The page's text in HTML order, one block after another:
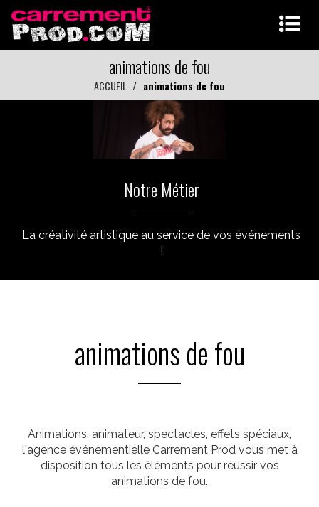
animations de fou
ACCUEIL animations de fou
Notre Métier
La créativité artistique au service de vos événements
!
animations de fou
Animations, animateur, spectacles, effets spéciaux,
l'agence événementielle Carrement Prod vous met à
disposition tous les éléments pour réussir vos
animations de fou.